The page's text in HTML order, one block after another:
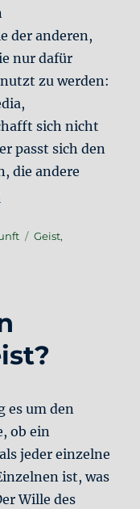
der anderen,
nur dafür
zu werden:
sich nicht
passt sich den
die andere
der Community“
Schlagwörter
Geist,
es um den
ob ein
jeder einzelne
ist, was
Wille des